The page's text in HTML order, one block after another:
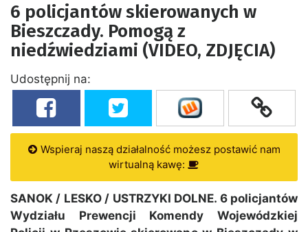
6 policjantów skierowanych w
Bieszczady. Pomogą z
niedźwiedziami (VIDEO, ZDJĘCIA)
Udostępnij na:
Wspieraj naszą działalność możesz postawić nam
wirtualną kawę:
SANOK / LESKO / USTRZYKI DOLNE. 6 policjantów
Wydziału Prewencji Komendy Wojewódzkiej